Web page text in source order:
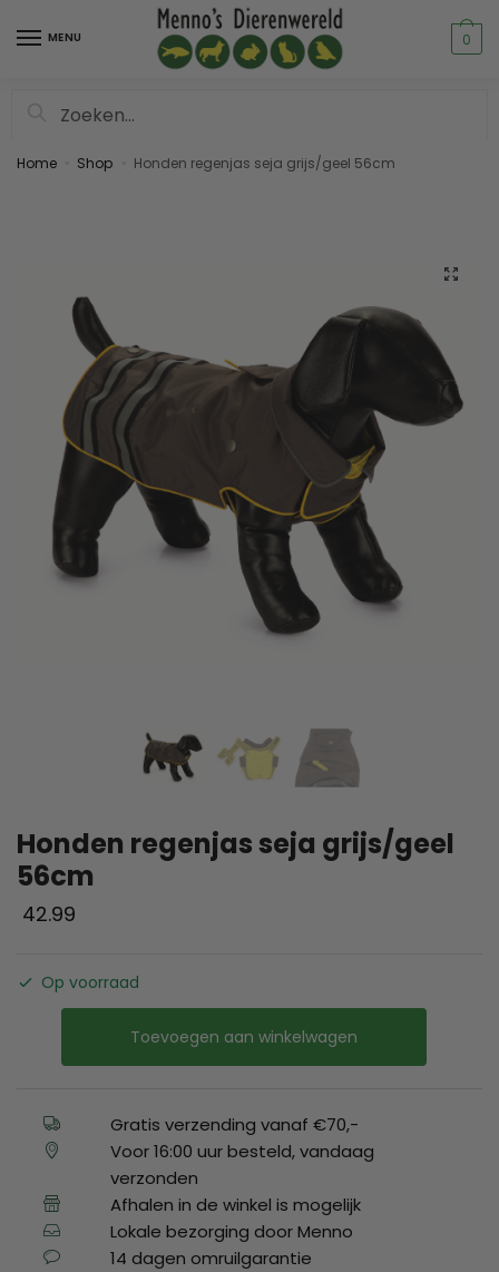
MENU 0
Home Shop Honden regenjas seja grijs/geel 56cm
Honden regenjas seja grijs/geel
56cm
42.99
Op voorraad
Toevoegen aan winkelwagen
Gratis verzending vanaf €70,-
Voor 16:00 uur besteld, vandaag
verzonden
Afhalen in de winkel is mogelijk
Lokale bezorging door Menno
14 dagen omruilgarantie